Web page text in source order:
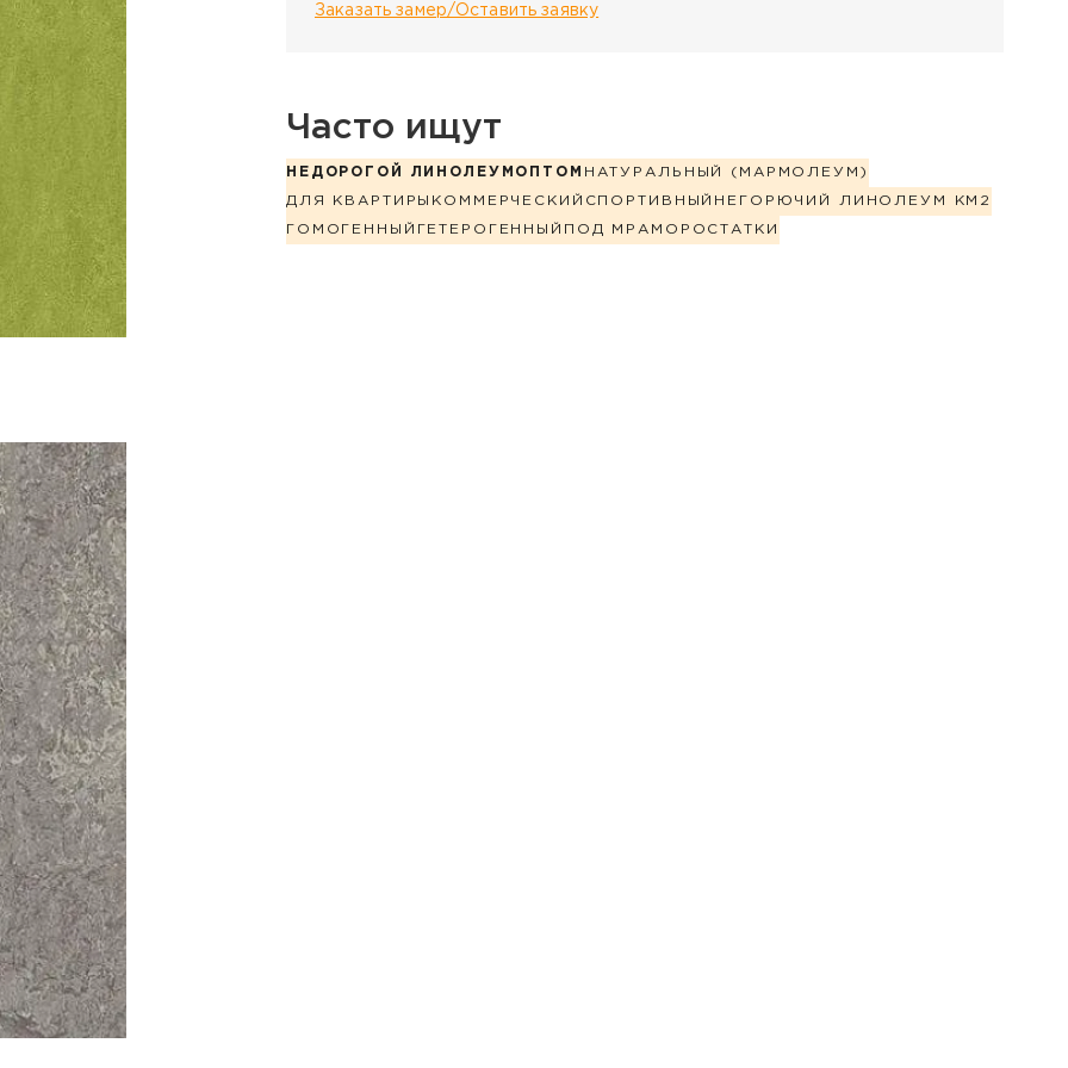
Заказать замер/Оставить заявку
Часто ищут
НЕДОРОГОЙ ЛИНОЛЕУМ ОПТОМ НАТУРАЛЬНЫЙ (МАРМОЛЕУМ)
ДЛЯ КВАРТИРЫ КОММЕРЧЕСКИЙ СПОРТИВНЫЙ НЕГОРЮЧИЙ ЛИНОЛЕУМ КМ2
ГОМОГЕННЫЙ ГЕТЕРОГЕННЫЙ ПОД МРАМОР ОСТАТКИ